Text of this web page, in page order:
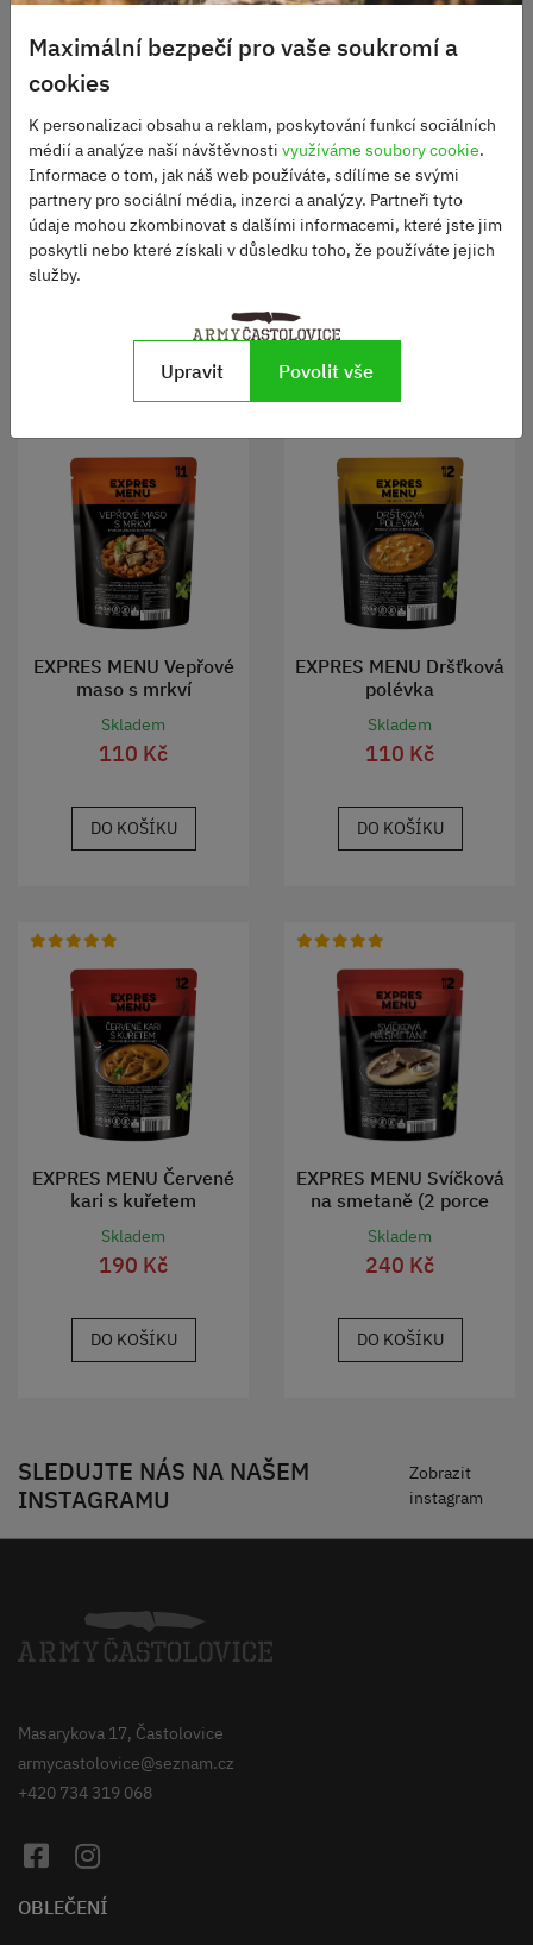
Bílkoviny - 2 g
Sůl - 0,65 g
POTRAVINA BEZ LEPKU
až +30 °C.
Otevřený výrobek uskladněte v chladničce a spotřebujte do 48
hodin.
Doba spotřeby jídel EXPRES MENU je 36 měsíců.
Doba spotřeby jídel KOMPLET MENU je 24 měsíců.
Alternativní produkty
EXPRES MENU Vepřové
maso s mrkví
Skladem
110 Kč
DO KOŠÍKU
EXPRES MENU Dršťková
polévka
Skladem
110 Kč
DO KOŠÍKU
EXPRES MENU Červené
kari s kuřetem
Skladem
190 Kč
DO KOŠÍKU
EXPRES MENU Svíčková
na smetaně (2 porce
Skladem
240 Kč
DO KOŠÍKU
SLEDUJTE NÁS NA NAŠEM
INSTAGRAMU
Zobrazit
instagram
Masarykova 17, Častolovice
armycastolovice@seznam.cz
+420 734 319 068
OBLEČENÍ
Maximální bezpečí pro vaše soukromí a
cookies
K personalizaci obsahu a reklam, poskytování funkcí sociálních
médií a analýze naší návštěvnosti využíváme soubory cookie.
Informace o tom, jak náš web používáte, sdílíme se svými
partnery pro sociální média, inzerci a analýzy. Partneři tyto
údaje mohou zkombinovat s dalšími informacemi, které jste jim
poskytli nebo které získali v důsledku toho, že používáte jejich
služby.
Upravit Povolit vše